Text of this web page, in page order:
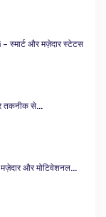
और मज़ेदार स्टेटस
से...
और मोटिवेशनल...